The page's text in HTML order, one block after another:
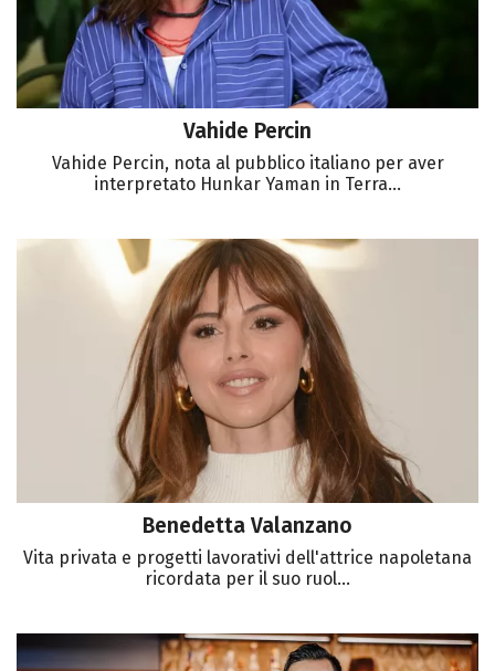
Vahide Percin
Vahide Percin, nota al pubblico italiano per aver
interpretato Hunkar Yaman in Terra...
Benedetta Valanzano
Vita privata e progetti lavorativi dell'attrice napoletana
ricordata per il suo ruol...